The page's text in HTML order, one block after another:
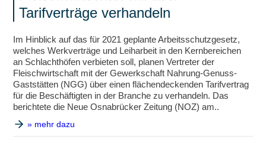
Tarifverträge verhandeln
Im Hinblick auf das für 2021 geplante Arbeitsschutzgesetz,
welches Werkverträge und Leiharbeit in den Kernbereichen
an Schlachthöfen verbieten soll, planen Vertreter der
Fleischwirtschaft mit der Gewerkschaft Nahrung-Genuss-
Gaststätten (NGG) über einen flächendeckenden Tarifvertrag
für die Beschäftigten in der Branche zu verhandeln. Das
berichtete die Neue Osnabrücker Zeitung (NOZ) am..
» mehr dazu